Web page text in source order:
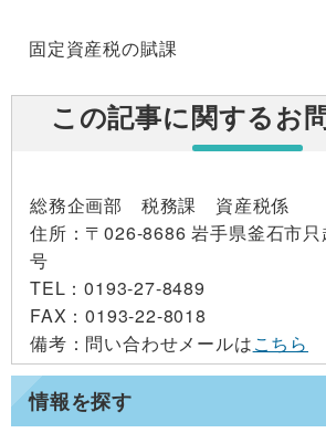
情報を探す
固定資産税の賦課
この記事に関するお
総務企画部 税務課 資産税係
住所 ：〒026-8686 岩手県釜石市
号
TEL ：0193-27-8489
FAX ：0193-22-8018
備考 ：問い合わせメールはこちら